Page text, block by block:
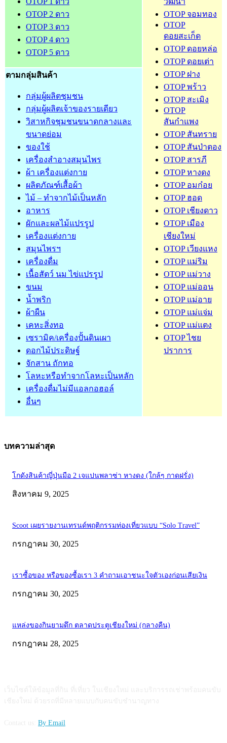
OTOP 2 ดาว
OTOP 3 ดาว
OTOP 4 ดาว
OTOP 5 ดาว
OTOP จอมทอง
OTOP
ดอยสะเก็ด
OTOP ดอยหล่อ
OTOP ดอยเต่า
OTOP ฝาง
OTOP พร้าว
OTOP สะเมิง
OTOP
สันกำแพง
OTOP สันทราย
OTOP สันป่าตอง
OTOP สารภี
OTOP หางดง
OTOP อมก๋อย
OTOP ฮอด
OTOP เชียงดาว
OTOP เมือง
เชียงใหม่
OTOP เวียงแหง
OTOP แม่ริม
OTOP แม่วาง
OTOP แม่ออน
OTOP แม่อาย
OTOP แม่แจ่ม
OTOP แม่แตง
OTOP ไชย
ปราการ
ตามกลุ่มสินค้า
กลุ่มผู้ผลิตชุมชน
กลุ่มผู้ผลิตเจ้าของรายเดียว
วิสาหกิจชุมชนขนาดกลางและ
ขนาดย่อม
ของใช้
เครื่องสำอางสมุนไพร
ผ้า เครื่องแต่งกาย
ผลิตภัณฑ์เสื้อผ้า
ไม้ – ทำจากไม้เป็นหลัก
อาหาร
ผักและผลไม้แปรรูป
เครื่องแต่งกาย
สมุนไพรฯ
เครื่องดื่ม
เนื้อสัตว์ นม ไข่แปรรูป
ขนม
น้ำพริก
ผ้าผืน
เคหะสิ่งทอ
เซรามิค/เครื่องปั้นดินเผา
ดอกไม้ประดิษฐ์
จักสาน ถักทอ
โลหะหรือทำจากโลหะเป็นหลัก
เครื่องดื่มไม่มีแอลกอฮอล์
อื่นๆ
บทความล่าสุด
โกดังสินค้าญี่ปุ่นมือ 2 เจแปนพลาซ่า หางดง (ใกล้ๆ กาดฝรั่ง)
สิงหาคม 9, 2025
Scoot เผยรายงานเทรนด์พฤติกรรมท่องเที่ยวแบบ “Solo Travel”
กรกฎาคม 30, 2025
เราซื้อของ หรือของซื้อเรา 3 คำถามเอาชนะใจตัวเองก่อนเสียเงิน
กรกฎาคม 30, 2025
แหล่งของกินยามดึก ตลาดประตูเชียงใหม่ (กลางคืน)
กรกฎาคม 28, 2025
By Email